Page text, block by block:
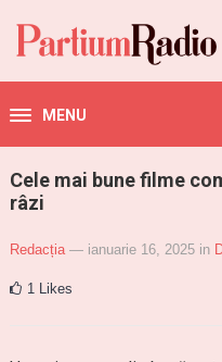
MENU
Cele mai bune filme
râzi
Redacția — ianuarie 16, 2025 in
1 Likes